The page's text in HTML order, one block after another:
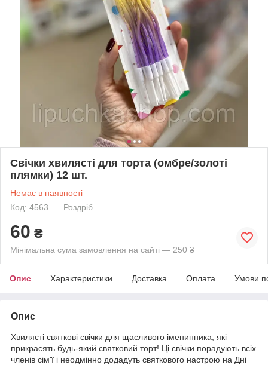
Свічки хвилясті для торта (омбре/золоті
плямки) 12 шт.
Немає в наявності
Код: 4563
Роздріб
60 ₴
Мінімальна сума замовлення на сайті — 250 ₴
Опис Характеристики Доставка Оплата Умови
Опис
Хвилясті святкові свічки для щасливого іменинника, які
прикрасять будь-який святковий торт! Ці свічки порадують всіх
членів сім'ї і неодмінно додадуть святкового настрою на Дні